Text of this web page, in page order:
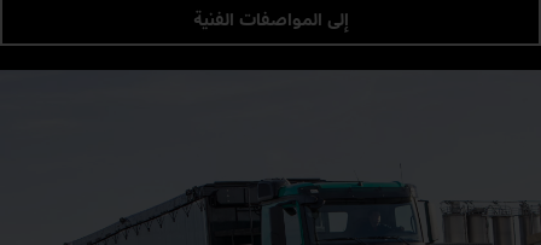
إلى المواصفات الفنية